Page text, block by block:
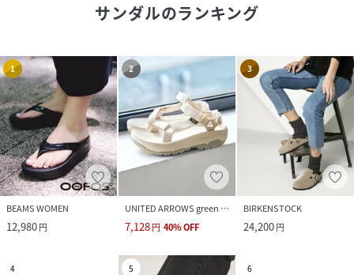
サンダルのランキング
1
BEAMS WOMEN
12,980円
2
UNITED ARROWS green label relaxing
7,128円 40%OFF
3
BIRKENSTOCK
24,200円
4 5 6